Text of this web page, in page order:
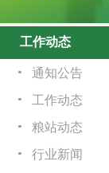
工作动态
通知公告
工作动态
粮站动态
行业新闻